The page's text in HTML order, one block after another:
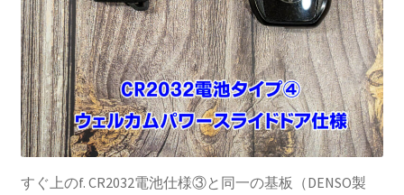
すぐ上のf. CR2032電池仕様③と同一の基板（DENSO製